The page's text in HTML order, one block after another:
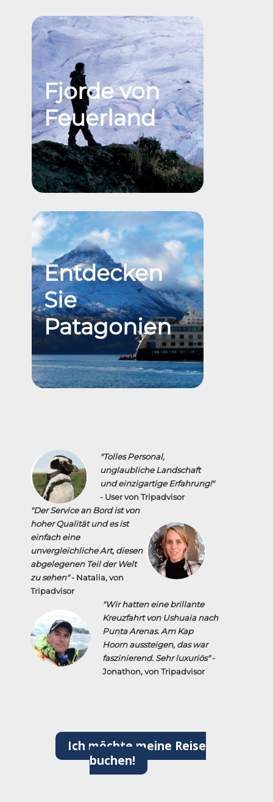
Fjorde von
Feuerland
Entdecken
Sie
Patagonien
"Tolles Personal,
unglaubliche Landschaft
und einzigartige Erfahrung!"
- User von Tripadvisor
"Der Service an Bord ist von
hoher Qualität und es ist
einfach eine
unvergleichliche Art, diesen
abgelegenen Teil der Welt
zu sehen"- Natalia, von
Tripadvisor
"Wir hatten eine brillante
Kreuzfahrt von Ushuaia nach
Punta Arenas. Am Kap
Hoorn aussteigen, das war
faszinierend. Sehr luxuriös"-
Jonathon, von Tripadvisor
Ich möchte meine Reise
buchen!